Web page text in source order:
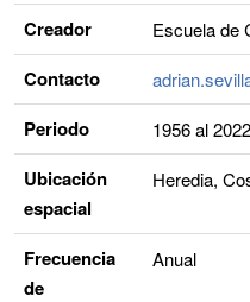
Creador Escuela de
Contacto
Periodo 1956 al 2022
Ubicación
espacial
Heredia,
Frecuencia
de
Anual